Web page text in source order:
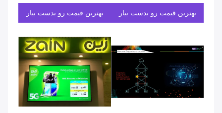
رفتار دسترسی به داده ها
بهترین قیمت رو بدست بیار
بهترین قیمت رو بدست بیار